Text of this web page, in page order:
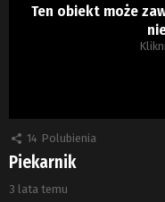
Ten obiekt może
14 Polubienia
Piekarnik
3 lata temu